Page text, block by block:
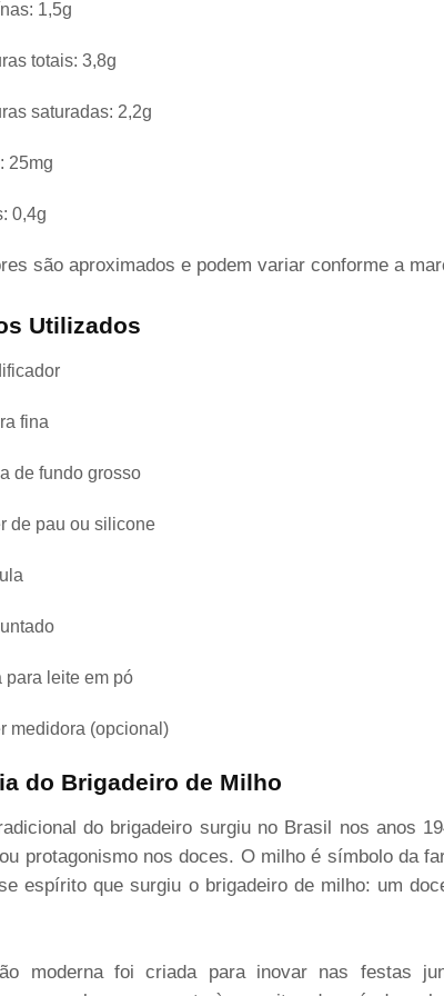
1,5g
totais: 3,8g
saturadas: 2,2g
25mg
0,4g
são aproximados e podem variar conforme a
Utilizados
fina
de fundo grosso
de pau ou silicone
para leite em pó
medidora (opcional)
do Brigadeiro de Milho
do brigadeiro surgiu no Brasil nos anos
protagonismo nos doces. O milho é símbolo da
espírito que surgiu o brigadeiro de milho: um
moderna foi criada para inovar nas festas